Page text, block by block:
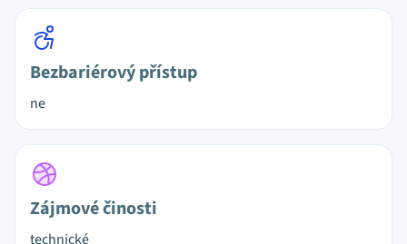
Bezbariérový přístup
ne
Zájmové činosti
technické